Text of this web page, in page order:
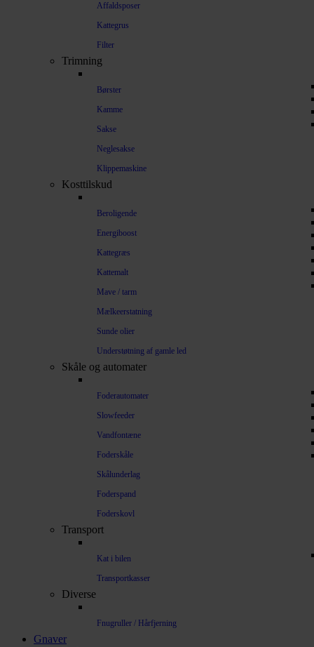
Affaldsposer
Kattegrus
Filter
Trimning
Børster
Kamme
Sakse
Neglesakse
Klippemaskine
Kosttilskud
Beroligende
Energiboost
Kattegræs
Kattemalt
Mave / tarm
Mælkeerstatning
Sunde olier
Understøtning af gamle led
Skåle og automater
Foderautomater
Slowfeeder
Vandfontæne
Foderskåle
Skålunderlag
Foderspand
Foderskovl
Transport
Kat i bilen
Transportkasser
Diverse
Fnugruller / Hårfjerning
Gnaver